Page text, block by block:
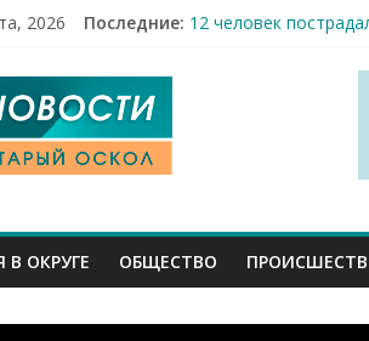
2026 Последние: 12 человек
Строители
Праздник спорта и
Бесплатная арт-
В ОКРУГЕ ОБЩЕСТВО